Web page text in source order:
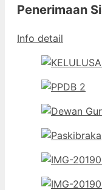
Penerimaan
Info detail